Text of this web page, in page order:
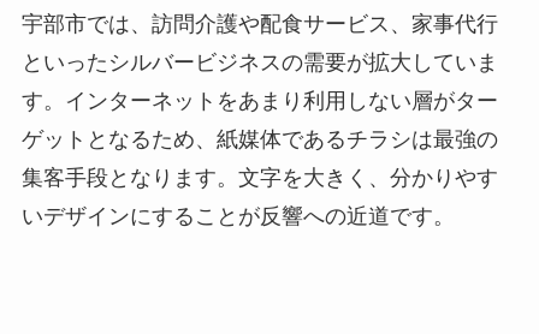
宇部市では、訪問介護や配食サービス、家事代行
といったシルバービジネスの需要が拡大していま
す。インターネットをあまり利用しない層がター
ゲットとなるため、紙媒体であるチラシは最強の
集客手段となります。文字を大きく、分かりやす
いデザインにすることが反響への近道です。